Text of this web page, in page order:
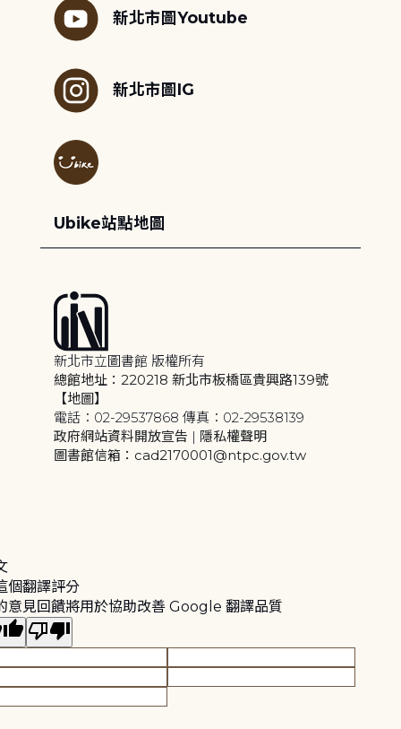
新北市圖Youtube
新北市圖IG
Ubike站點地圖
新北市立圖書館 版權所有
總館地址：220218 新北市板橋區貴興路139號
【地圖】
電話：02-29537868 傳真：02-29538139
政府網站資料開放宣告 | 隱私權聲明
圖書館信箱：cad2170001@ntpc.gov.tw
個翻譯評分
意見回饋將用於協助改善 Google 翻譯品質